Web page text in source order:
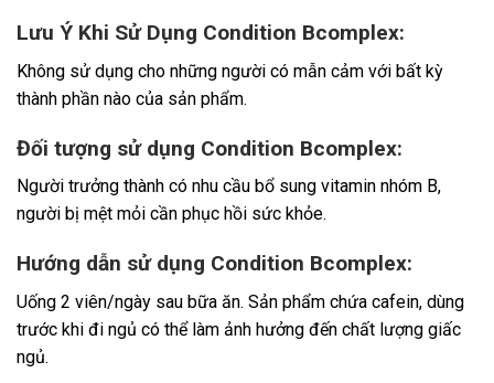
Lưu Ý Khi Sử Dụng Condition Bcomplex:
Không sử dụng cho những người có mẫn cảm với bất kỳ
thành phần nào của sản phẩm.
Đối tượng sử dụng Condition Bcomplex:
Người trưởng thành có nhu cầu bổ sung vitamin nhóm B,
người bị mệt mỏi cần phục hồi sức khỏe.
Hướng dẫn sử dụng Condition Bcomplex:
Uống 2 viên/ngày sau bữa ăn. Sản phẩm chứa cafein, dùng
trước khi đi ngủ có thể làm ảnh hưởng đến chất lượng giấc
ngủ.